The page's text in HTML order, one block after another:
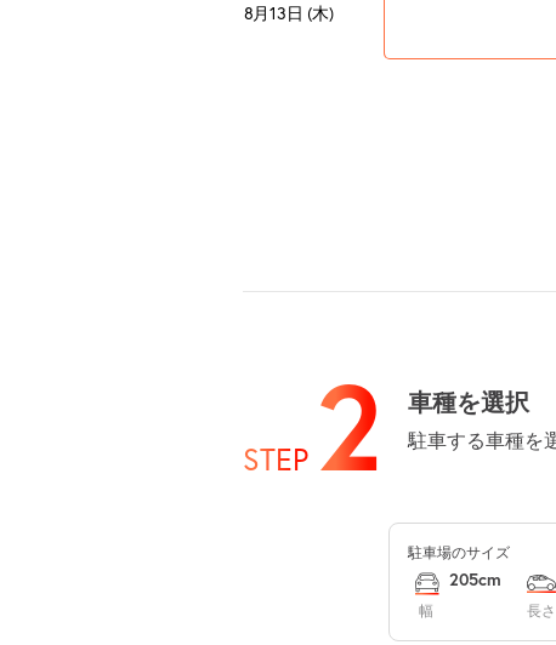
8月13日 (木)
8月16日 (日)
STEP 2 車種を選択
駐車する車種を
駐車場のサイズ
幅
205cm
長さ